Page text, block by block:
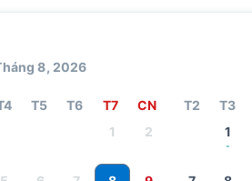
8, 2026
T5 T6 T7
CN
1
2
T2 T3
1
-